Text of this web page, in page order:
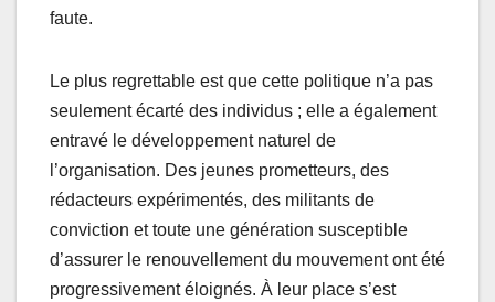
faute.
Le plus regrettable est que cette politique n’a pas
seulement écarté des individus ; elle a également
entravé le développement naturel de
l’organisation. Des jeunes prometteurs, des
rédacteurs expérimentés, des militants de
conviction et toute une génération susceptible
d’assurer le renouvellement du mouvement ont été
progressivement éloignés. À leur place s’est